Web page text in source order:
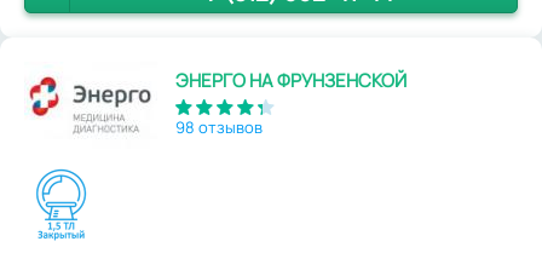
ЭНЕРГО НА ФРУНЗЕНСКОЙ
98 отзывов